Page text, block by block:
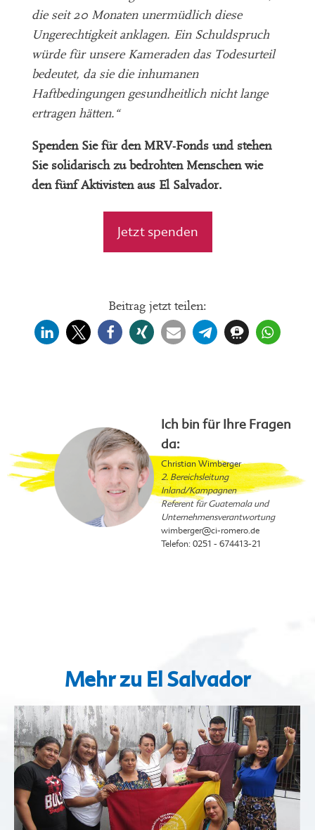
die seit 20 Monaten unermüdlich diese
Ungerechtigkeit anklagen. Ein Schuldspruch
würde für unsere Kameraden das Todesurteil
bedeutet, da sie die inhumanen
Haftbedingungen gesundheitlich nicht lange
ertragen hätten.“
Spenden Sie für den MRV-Fonds und stehen
Sie solidarisch zu bedrohten Menschen wie
den fünf Aktivisten aus El Salvador.
Jetzt spenden
Beitrag jetzt teilen:
Ich bin für Ihre Fragen
da:
Christian Wimberger
2. Bereichsleitung
Inland/Kampagnen
Referent für Guatemala und
Unternehmensverantwortung
wimberger@ci-romero.de
Telefon: 0251 - 674413-21
Mehr zu El Salvador